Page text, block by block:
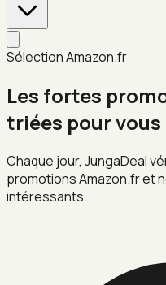
Sélection Amazon.fr
Les fortes
triées pour vous
Chaque jour, JungaDeal
promotions Amazon.fr et
intéressants.